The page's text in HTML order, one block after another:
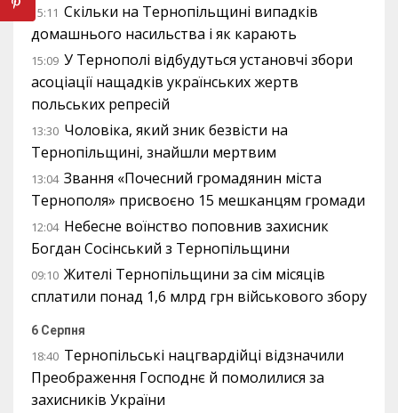
15:11 Скільки на Тернопільщині випадків
домашнього насильства і як карають
15:09 У Тернополі відбудуться установчі збори
асоціації нащадків українських жертв
польських репресій
13:30 Чоловіка, який зник безвісти на
Тернопільщині, знайшли мертвим
13:04 Звання «Почесний громадянин міста
Тернополя» присвоєно 15 мешканцям громади
12:04 Небесне воїнство поповнив захисник
Богдан Сосінський з Тернопільщини
09:10 Жителі Тернопільщини за сім місяців
сплатили понад 1,6 млрд грн військового збору
6 Серпня
18:40 Тернопільські нацгвардійці відзначили
Преображення Господнє й помолилися за
захисників України